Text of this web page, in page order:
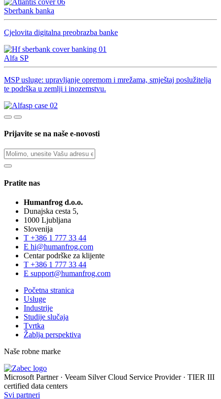
Sberbank banka
Cjelovita digitalna preobrazba banke
Alfa SP
MSP usluge: upravljanje opremom i mrežama, smještaj poslužitelja
te podrška u zemlji i inozemstvu.
Prijavite se na naše e-novosti
Pratite nas
Humanfrog d.o.o.
Dunajska cesta 5,
1000 Ljubljana
Slovenija
T +386 1 777 33 44
E hi@humanfrog.com
Centar podrške za klijente
T +386 1 777 33 44
E support@humanfrog.com
Početna stranica
Usluge
Industrije
Studije slučaja
Tvrtka
Žablja perspektiva
Naše robne marke
Microsoft Partner · Veeam Silver Cloud Service Provider · TIER III
certified data centers
Svi partneri